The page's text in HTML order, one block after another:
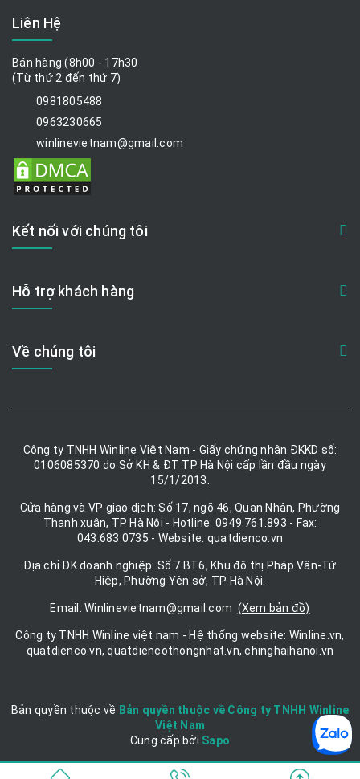
Liên Hệ
Bán hàng (8h00 - 17h30
(Từ thứ 2 đến thứ 7)
0981805488
0963230665
winlinevietnam@gmail.com
Kết nối với chúng tôi
Hỗ trợ khách hàng
Về chúng tôi
Công ty TNHH Winline Việt Nam - Giấy chứng nhận ĐKKD số:
0106085370 do Sở KH & ĐT TP Hà Nội cấp lần đầu ngày
15/1/2013.
Cửa hàng và VP giao dịch: Số 17, ngõ 46, Quan Nhân, Phường
Thanh xuân, TP Hà Nội - Hotline: 0949.761.893 - Fax:
043.683.0735 - Website: quatdienco.vn
Địa chỉ ĐK doanh nghiệp: Số 7 BT6, Khu đô thị Pháp Vân-Tứ
Hiệp, Phường Yên sở, TP Hà Nội.
Email: Winlinevietnam@gmail.com (Xem bản đồ)
Công ty TNHH Winline việt nam - Hệ thống website: Winline.vn,
quatdienco.vn, quatdiencothongnhat.vn, chinghaihanoi.vn
Bản quyền thuộc về Bản quyền thuộc về Công ty TNHH Winline
Việt Nam
|
Cung cấp bởi Sapo